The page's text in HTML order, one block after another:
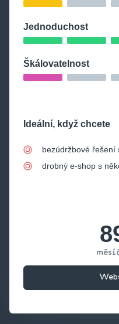
Jednoduchost
Škálovatelnost
Ideální, když chcete
bezúdržbové řešení
drobný e-shop s